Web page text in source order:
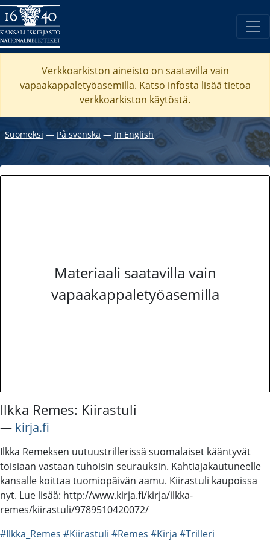
Verkkoarkiston aineisto on saatavilla vain
vapaakappaletyöasemilla. Katso infosta lisää tietoa
verkkoarkiston käytöstä.
Suomeksi ― På svenska ― In English
Materiaali saatavilla vain
vapaakappaletyöasemilla
Ilkka Remes: Kiirastuli
― kirja.fi
Ilkka Remeksen uutuustrillerissä suomalaiset kääntyvät
toisiaan vastaan tuhoisin seurauksin. Kahtiajakautuneelle
kansalle koittaa tuomiopäivän aamu. Kiirastuli kaupoissa
nyt. Lue lisää: http://www.kirja.fi/kirja/ilkka-
remes/kiirastuli/9789510420072/
#Ilkka_Remes #Kiirastuli #Remes #Kirja #Trilleri